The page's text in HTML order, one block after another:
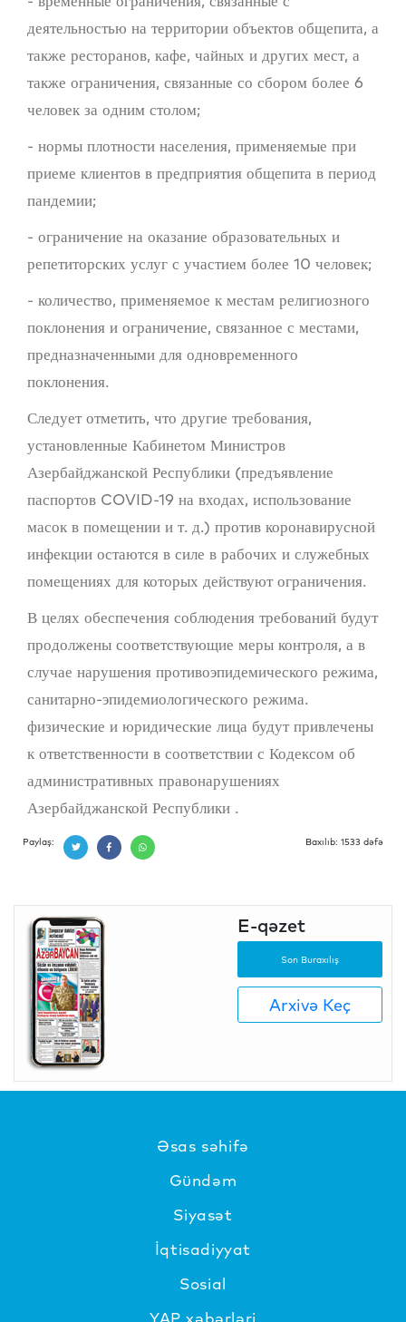
деятельностью на территории объектов общепита, а
также ресторанов, кафе, чайных и других мест, а
также ограничения, связанные со сбором более 6
человек за одним столом;
- нормы плотности населения, применяемые при
приеме клиентов в предприятия общепита в период
пандемии;
- ограничение на оказание образовательных и
репетиторских услуг с участием более 10 человек;
- количество, применяемое к местам религиозного
поклонения и ограничение, связанное с местами,
предназначенными для одновременного
поклонения.
Следует отметить, что другие требования,
установленные Кабинетом Министров
Азербайджанской Республики (предъявление
паспортов COVID-19 на входах, использование
масок в помещении и т. д.) против коронавирусной
инфекции остаются в силе в рабочих и служебных
помещениях для которых действуют ограничения.
В целях обеспечения соблюдения требований будут
продолжены соответствующие меры контроля, а в
случае нарушения противоэпидемического режима,
санитарно-эпидемиологического режима.
физические и юридические лица будут привлечены
к ответственности в соответствии с Кодексом об
административных правонарушениях
Азербайджанской Республики .
Paylaş: Baxılıb: 1533 dəfə
E-qəzet
Son Buraxılış
Arxivə Keç
Əsas səhifə
Gündəm
Siyasət
İqtisadiyyat
Sosial
YAP xəbərləri